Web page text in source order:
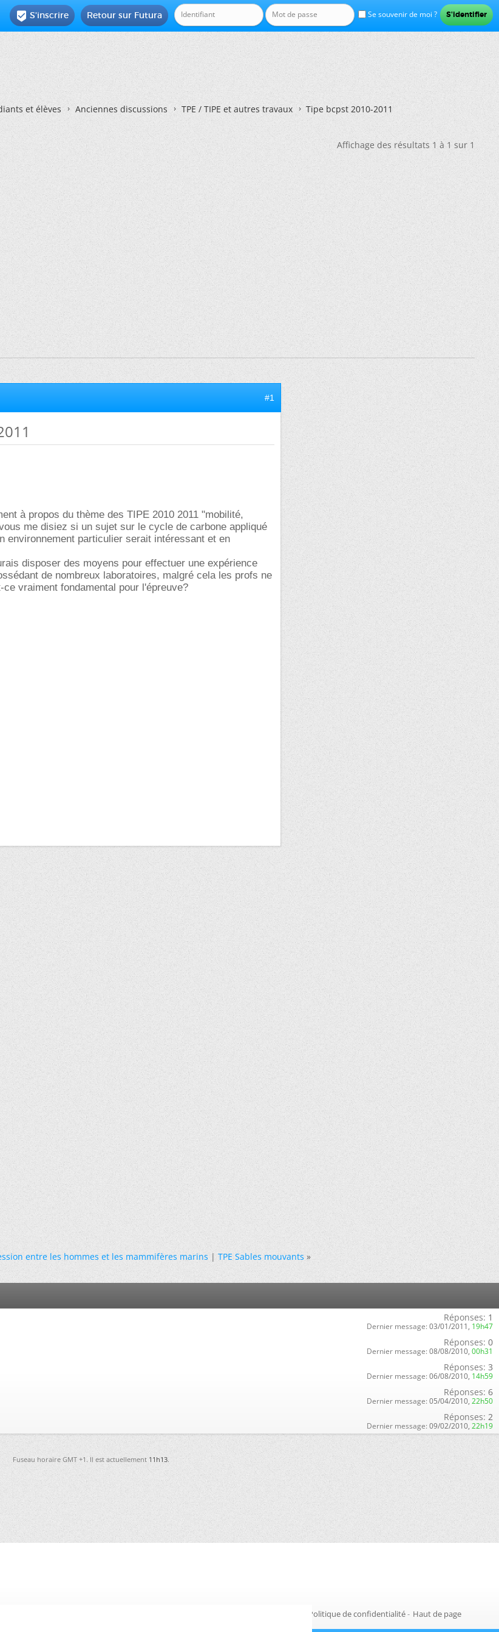
Se souvenir de moi ?
Retour sur Futura
 S'inscrire
et élèves Anciennes discussions TPE / TIPE et autres travaux Tipe bcpst 2010-2011
Affichage des résultats 1 à 1 sur 1
#1
à propos du thème des TIPE 2010 2011 "mobilité,
me disiez si un sujet sur le cycle de carbone appliqué
environnement particulier serait intéressant et en
disposer des moyens pour effectuer une expérience
de nombreux laboratoires, malgré cela les profs ne
vraiment fondamental pour l'épreuve?
entre les hommes et les mammifères marins|TPE Sables mouvants »
Réponses: 1
Dernier message: 03/01/2011, 19h47
Réponses: 0
Dernier message: 08/08/2010, 00h31
Réponses: 3
Dernier message: 06/08/2010, 14h59
Réponses: 6
Dernier message: 05/04/2010, 22h50
Réponses: 2
Dernier message: 09/02/2010, 22h19
Fuseau horaire GMT +1. Il est actuellement11h13.
Politique de confidentialité- Haut de page